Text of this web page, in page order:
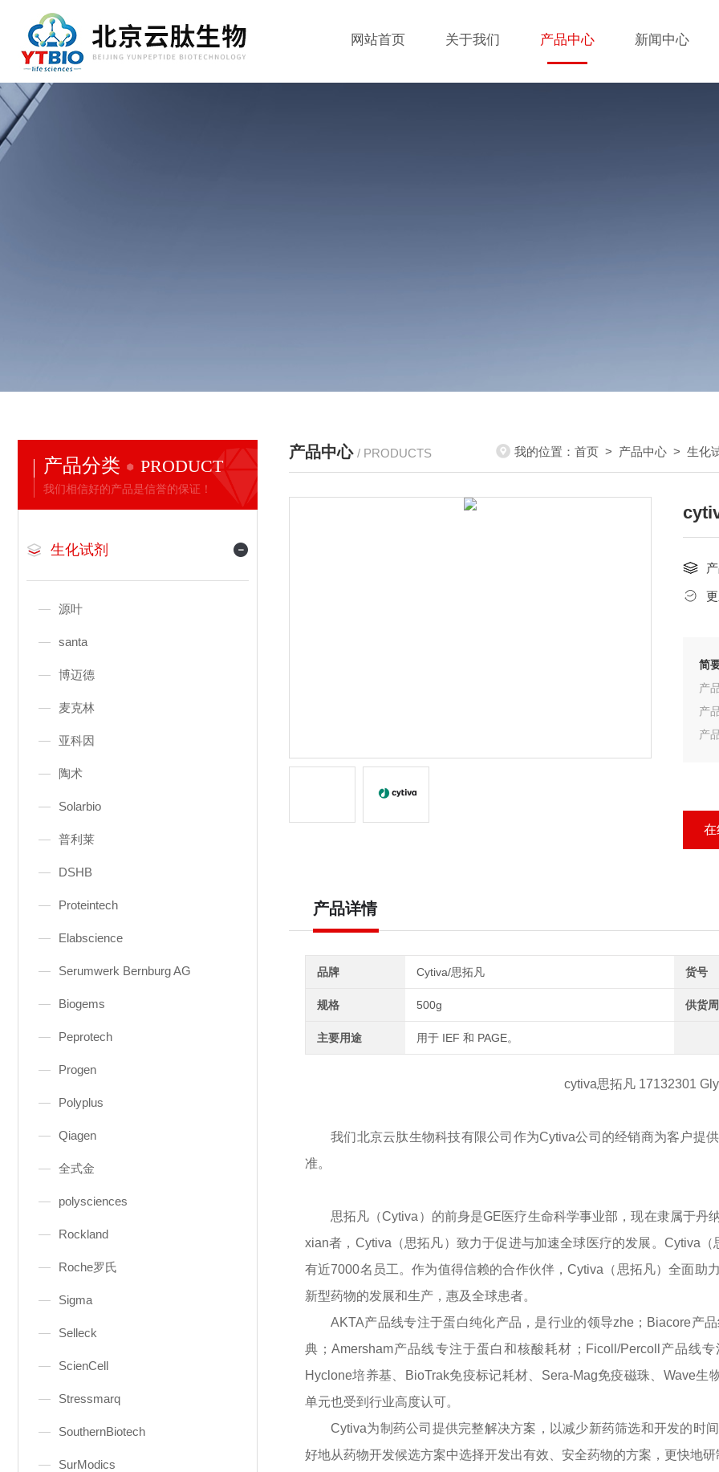
网站首页 关于我们 产品中心 新闻中心
产品分类 PRODUCT
我们相信好的产品是信誉的保证！
生化试剂
源叶
santa
博迈德
麦克林
亚科因
陶术
Solarbio
普利莱
DSHB
Proteintech
Elabscience
Serumwerk Bernburg AG
Biogems
Peprotech
Progen
Polyplus
Qiagen
全式金
polysciences
Rockland
Roche罗氏
Sigma
Selleck
ScienCell
Stressmarq
SouthernBiotech
SurModics
产品中心 / PRODUCTS 我的位置： 首页 > 产品中心 > 生化
简
产
产
产
在
产品详情
品牌 Cytiva/思拓凡 货号
规格 500g 供货
主要用途 用于 IEF 和 PAGE。
cytiva思拓凡 17132301
我们北京云肽生物科技有限公司作为Cytiva公司的经销商为客户提
准。
思拓凡（Cytiva）的前身是GE医疗生命科学事业部，现在隶属于丹
xian者， Cytiva（思拓凡）致力于促进与加速全球医疗的发展。Cytiva
有近7000名员工。作为值得信赖的合作伙伴，Cytiva（思拓凡）全面助
新型药物的发展和生产，惠及全球患者。
AKTA产品线专注于蛋白纯化产品，是行业的领导zhe；Biacore产
典；Amersham产品线专注于蛋白和核酸耗材；Ficoll/Percoll产品线
Hyclone培养基、BioTrak免疫标记耗材、Sera-Mag免疫磁珠、Wave
单元也受到行业高度认可。
Cytiva为制药公司提供完整解决方案，以减少新药筛选和开发的时
好地从药物开发候选方案中选择开发出有效、安全药物的方案，更快地